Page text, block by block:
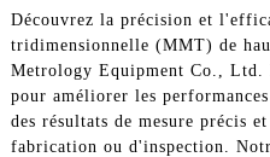
Découvrez la précision et
tridimensionnelle (MMT) de
Metrology Equipment Co., Ltd.
pour améliorer les
des résultats de mesure précis
fabrication ou d'inspection.